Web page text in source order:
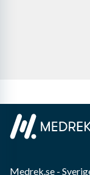
Medrek.se -